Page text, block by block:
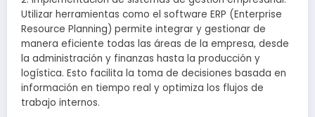
Utilizar herramientas como el software ERP (Enterprise
Resource Planning) permite integrar y gestionar de
manera eficiente todas las áreas de la empresa, desde
la administración y finanzas hasta la producción y
logística. Esto facilita la toma de decisiones basada en
información en tiempo real y optimiza los flujos de
trabajo internos.